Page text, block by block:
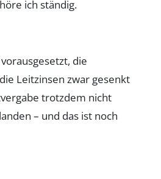
ich ständig.
die
Leitzinsen zwar gesenkt
trotzdem nicht
– und das ist noch